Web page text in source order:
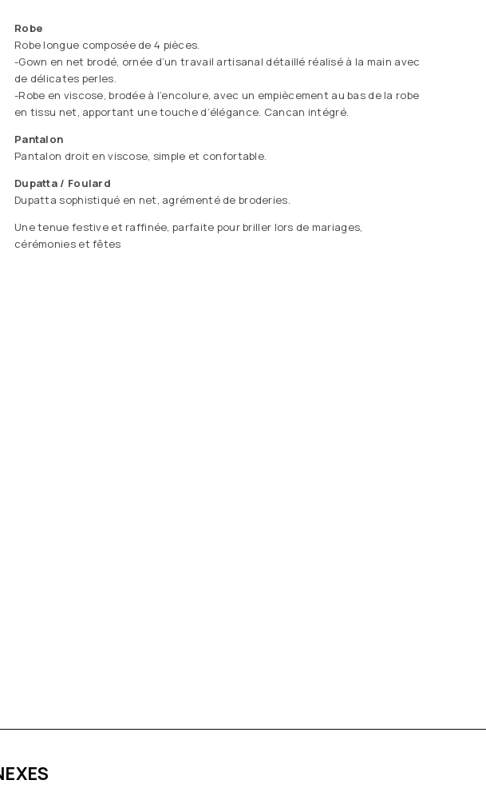
Robe
Robe longue composée de 4 pièces.
-Gown en net brodé, ornée d’un travail artisanal détaillé réalisé à la main avec
de délicates perles.
-Robe en viscose, brodée à l’encolure, avec un empiècement au bas de la robe
en tissu net, apportant une touche d’élégance. Cancan intégré.
Pantalon
Pantalon droit en viscose, simple et confortable.
Dupatta / Foulard
Dupatta sophistiqué en net, agrémenté de broderies.
Une tenue festive et raffinée, parfaite pour briller lors de mariages,
cérémonies et fêtes